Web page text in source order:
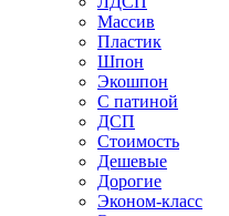
Массив
Пластик
Шпон
Экошпон
С патиной
ДСП
Стоимость
Дешевые
Дорогие
Эконом-класс